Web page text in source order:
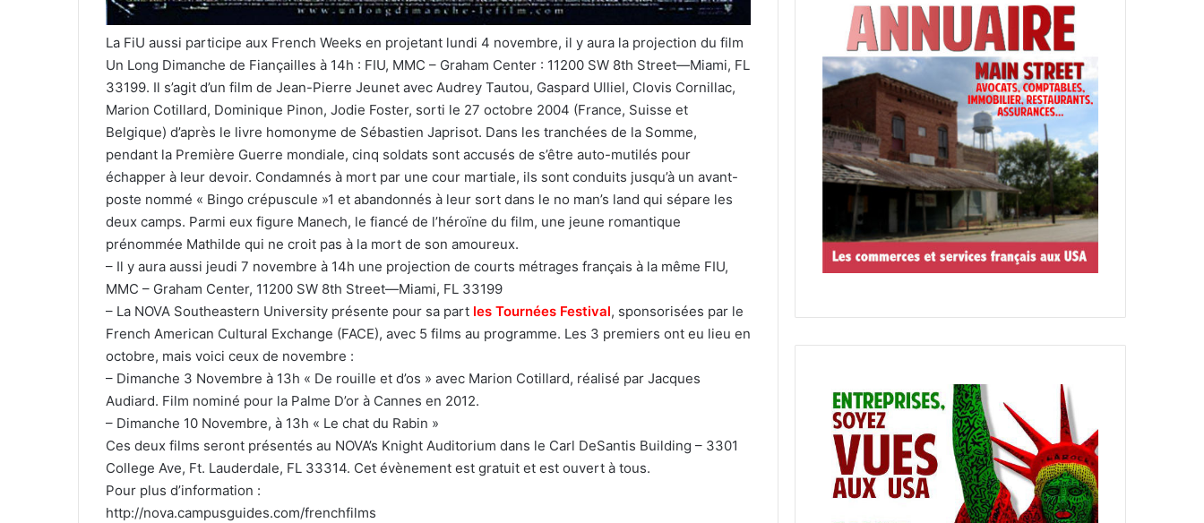
La FiU aussi participe aux French Weeks en projetant lundi 4 novembre, il y aura la projection du film
Un Long Dimanche de Fiançailles à 14h : FIU, MMC – Graham Center : 11200 SW 8th Street—Miami, FL
33199. Il s’agit d’un film de Jean-Pierre Jeunet avec Audrey Tautou, Gaspard Ulliel, Clovis Cornillac,
Marion Cotillard, Dominique Pinon, Jodie Foster, sorti le 27 octobre 2004 (France, Suisse et
Belgique) d’après le livre homonyme de Sébastien Japrisot. Dans les tranchées de la Somme,
pendant la Première Guerre mondiale, cinq soldats sont accusés de s’être auto-mutilés pour
échapper à leur devoir. Condamnés à mort par une cour martiale, ils sont conduits jusqu’à un avant-
poste nommé « Bingo crépuscule »1 et abandonnés à leur sort dans le no man’s land qui sépare les
deux camps. Parmi eux figure Manech, le fiancé de l’héroïne du film, une jeune romantique
prénommée Mathilde qui ne croit pas à la mort de son amoureux.
– Il y aura aussi jeudi 7 novembre à 14h une projection de courts métrages français à la même FIU,
MMC – Graham Center, 11200 SW 8th Street—Miami, FL 33199
– La NOVA Southeastern University présente pour sa part les Tournées Festival, sponsorisées par le
French American Cultural Exchange (FACE), avec 5 films au programme. Les 3 premiers ont eu lieu en
octobre, mais voici ceux de novembre :
– Dimanche 3 Novembre à 13h « De rouille et d’os » avec Marion Cotillard, réalisé par Jacques
Audiard. Film nominé pour la Palme D’or à Cannes en 2012.
– Dimanche 10 Novembre, à 13h « Le chat du Rabin »
Ces deux films seront présentés au NOVA’s Knight Auditorium dans le Carl DeSantis Building – 3301
College Ave, Ft. Lauderdale, FL 33314. Cet évènement est gratuit et est ouvert à tous.
Pour plus d’information :
http://nova.campusguides.com/frenchfilms